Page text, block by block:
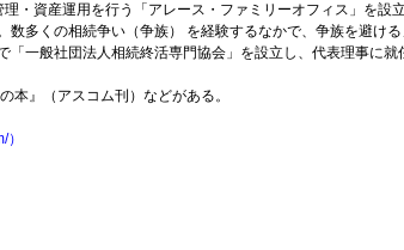
・資産運用を行う「アレース・ファミリーオフィス」を設
数多くの相続争い（争族） を経験するなかで、争族を避け
「一般社団法人相続終活専門協会」を設立し、代表理事に就
本』（アスコム刊）などがある。